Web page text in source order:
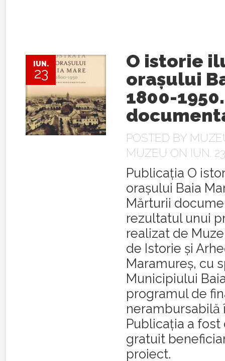
IUN.
23
O istorie
orașului
1800-
POSTED BY
MUZEU ON IUN.
Publicația O
orașului Baia
Mărturii
rezultatul unui
realizat de
de Istorie și
Maramureș, cu
Municipiului
programul de
nerambursabilă
Publicația a
gratuit
proiect.